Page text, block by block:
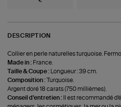
DESCRIPTION
Collier en perle naturelles turquoise.
Made in : France.
Taille & Coupe :
Longueur : 39 cm.
Composition :Turquoise.
Argent doré 18 carats (750 millièmes).
Conseil d'entretien :
Il est recommandé